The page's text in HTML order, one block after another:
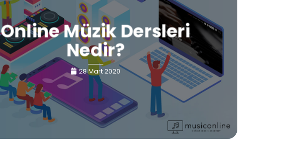
Online Müzik Dersleri
Nedir?
28 Mart 2020